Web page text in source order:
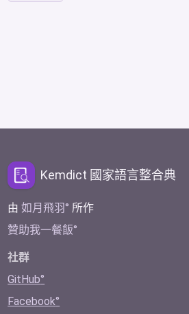
Kemdict 國家語言整合典
由如月飛羽 所作
贊助我一餐飯
社群
GitHub
Facebook